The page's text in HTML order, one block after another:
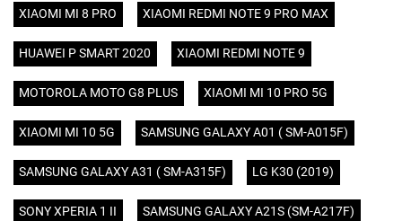
XIAOMI MI 8 PRO XIAOMI REDMI NOTE 9 PRO MAX
HUAWEI P SMART 2020 XIAOMI REDMI NOTE 9
MOTOROLA MOTO G8 PLUS XIAOMI MI 10 PRO 5G
XIAOMI MI 10 5G SAMSUNG GALAXY A01 ( SM-A015F)
SAMSUNG GALAXY A31 ( SM-A315F) LG K30 (2019)
SONY XPERIA 1 II SAMSUNG GALAXY A21S (SM-A217F)